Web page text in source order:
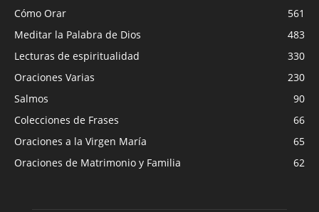
Cómo Orar
561
Meditar la Palabra de Dios
483
Lecturas de espiritualidad
330
Oraciones Varias
230
Salmos
90
Colecciones de Frases
66
Oraciones a la Virgen María
65
Oraciones de Matrimonio y Familia
62